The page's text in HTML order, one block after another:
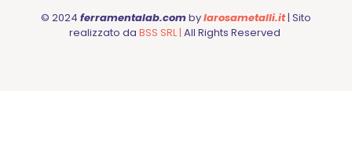
© 2024 ferramentalab.combylarosametalli.it| Sito
realizzato da BSS SRL | All Rights Reserved